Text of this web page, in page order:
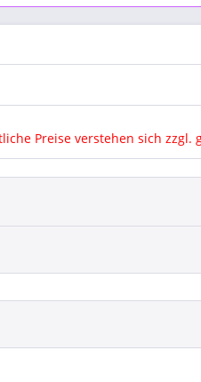
Preise verstehen sich zzgl.